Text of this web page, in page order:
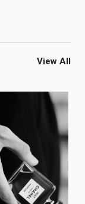
View All